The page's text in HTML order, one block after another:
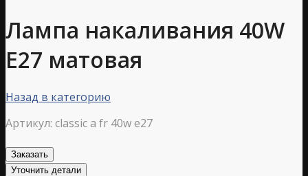
Лампа накаливания 40W
E27 матовая
Назад в категорию
Артикул: classic a fr 40w e27
Заказать
Уточнить детали